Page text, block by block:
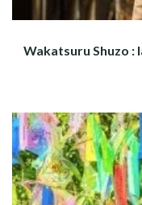
Wakatsuru Shuzo :